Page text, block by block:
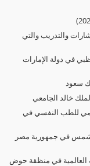
والتدريب والتي
في دولة الإمارات
للطب النفسي في
شمس في جمهورية مصر
العالمية في منظقة حوض